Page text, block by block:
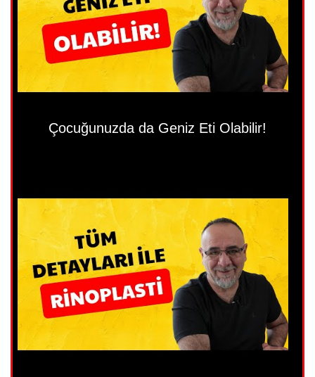
Çocuğunuzda da Geniz Eti Olabilir!